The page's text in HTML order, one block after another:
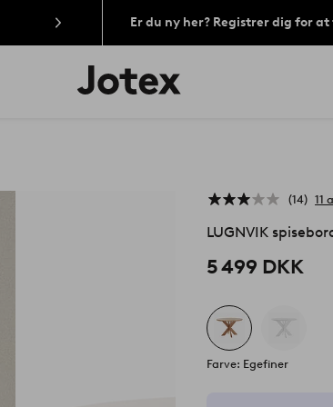
Er du ny her? Registrer dig for
Jotex
logo
14 11
LUGNVIK
5 499 DKK
Farve: Egefiner